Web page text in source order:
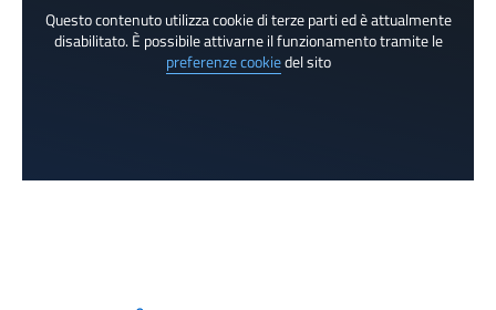
Questo contenuto utilizza cookie di terze parti ed è attualmente
disabilitato. È possibile attivarne il funzionamento tramite le
preferenze cookiedel sito